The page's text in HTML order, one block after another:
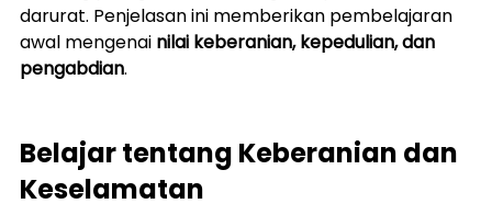
darurat. Penjelasan ini memberikan pembelajaran
awal mengenai nilai keberanian, kepedulian, dan
pengabdian.
Belajar tentang Keberanian dan
Keselamatan